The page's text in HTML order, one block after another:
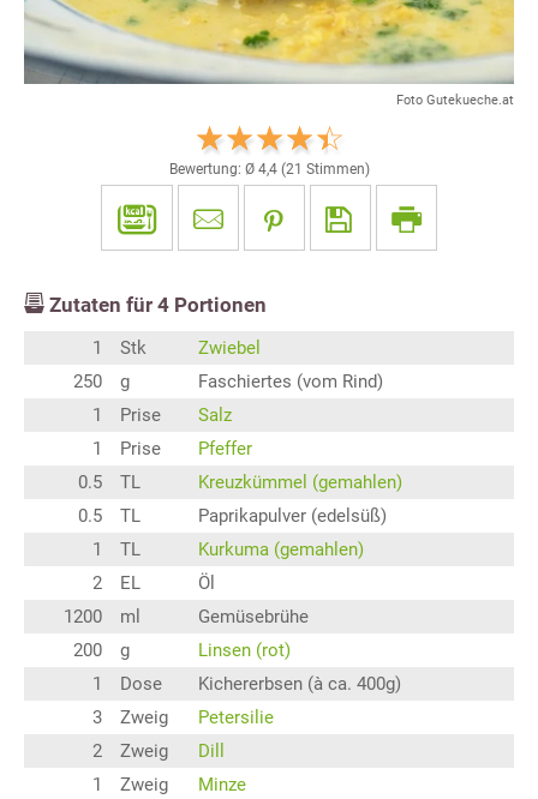
Foto Gutekueche.at
Bewertung: Ø 4,4(21 Stimmen)
Zutaten für 4 Portionen
1 Stk
Zwiebel
250
g
Faschiertes (vom Rind)
1
Prise
Salz
1
Prise
Pfeffer
0.5
TL
Kreuzkümmel (gemahlen)
0.5
TL
Paprikapulver (edelsüß)
1
TL
Kurkuma (gemahlen)
2
EL
Öl
1200
ml
Gemüsebrühe
200
g
Linsen (rot)
1
Dose
Kichererbsen (à ca. 400g)
3
Zweig
Petersilie
2
Zweig
Dill
1
Zweig
Minze